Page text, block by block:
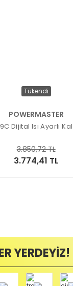
Tükendi
POWERMASTER
Dijital Isı Ayarlı
3.774,41 TL
3.850,72 TL
YERDEYİZ!